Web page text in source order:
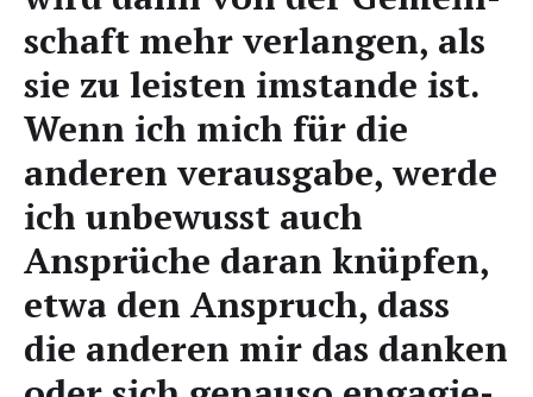
schaft mehr ver­lan­gen, als
sie zu leis­ten imstan­de ist.
Wenn ich mich für die
ande­ren ver­aus­ga­be, wer­de
ich unbe­wusst auch
Ansprü­che dar­an knüp­fen,
etwa den Anspruch, dass
die ande­ren mir das dan­ken